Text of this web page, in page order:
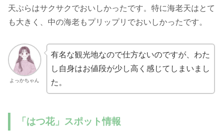
天ぷらはサクサクでおいしかったです。特に海老天はとて
も大きく、中の海老もプリップリでおいしかったです。
よっかちゃん
有名な観光地なので仕方ないのですが、わた
し自身はお値段が少し高く感じてしまいまし
た。
「はつ花」スポット情報